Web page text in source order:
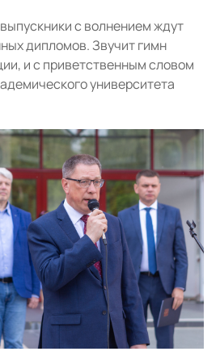
с волнением ждут
дипломов. Звучит гимн
и с приветственным словом
университета